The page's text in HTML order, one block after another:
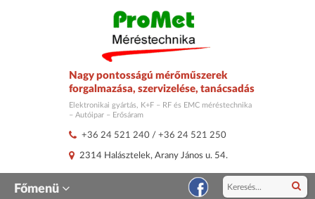
Nagy pontosságú mérőműszerek
forgalmazása, szervizelése, tanácsadás
Elektronikai gyártás, K+F – RF és EMC méréstechnika
– Autóipar – Erősáram
+36 24 521 240 /+36 24 521 250
2314 Halásztelek, Arany János u. 54.
Főmenü